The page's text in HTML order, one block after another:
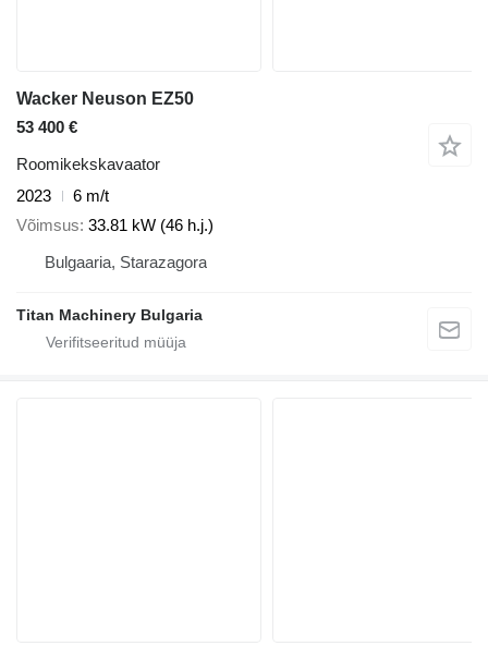
Wacker Neuson EZ50
53 400 €
Roomikekskavaator
2023
6 m/t
Võimsus 33.81 kW (46 h.j.)
Bulgaaria, Starazagora
Titan Machinery Bulgaria